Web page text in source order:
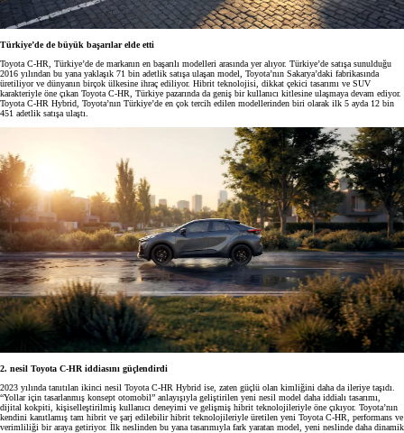
Türkiye’de de büyük başarılar elde etti
Toyota C-HR, Türkiye’de de markanın en başarılı modelleri arasında yer alıyor. Türkiye’de satışa sunulduğu
2016 yılından bu yana yaklaşık 71 bin adetlik satışa ulaşan model, Toyota’nın Sakarya’daki fabrikasında
üretiliyor ve dünyanın birçok ülkesine ihraç ediliyor. Hibrit teknolojisi, dikkat çekici tasarımı ve SUV
karakteriyle öne çıkan Toyota C-HR, Türkiye pazarında da geniş bir kullanıcı kitlesine ulaşmaya devam ediyor.
Toyota C-HR Hybrid, Toyota’nın Türkiye’de en çok tercih edilen modellerinden biri olarak ilk 5 ayda 12 bin
451 adetlik satışa ulaştı.
2. nesil Toyota C-HR iddiasını güçlendirdi
2023 yılında tanıtılan ikinci nesil Toyota C-HR Hybrid ise, zaten güçlü olan kimliğini daha da ileriye taşıdı.
“Yollar için tasarlanmış konsept otomobil” anlayışıyla geliştirilen yeni nesil model daha iddialı tasarımı,
dijital kokpiti, kişiselleştirilmiş kullanıcı deneyimi ve gelişmiş hibrit teknolojileriyle öne çıkıyor. Toyota’nın
kendini kanıtlamış tam hibrit ve şarj edilebilir hibrit teknolojileriyle üretilen yeni Toyota C-HR, performans ve
verimliliği bir araya getiriyor. İlk neslinden bu yana tasarımıyla fark yaratan model, yeni neslinde daha dinamik